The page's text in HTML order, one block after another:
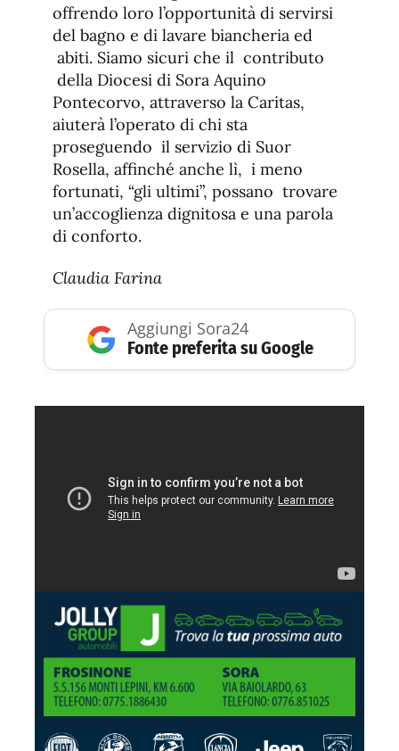
offrendo loro l’opportunità di servirsi
del bagno e di lavare biancheria ed
abiti. Siamo sicuri che il contributo
della Diocesi di Sora Aquino
Pontecorvo, attraverso la Caritas,
aiuterà l’operato di chi sta
proseguendo il servizio di Suor
Rosella, affinché anche lì, i meno
fortunati, “gli ultimi”, possano trovare
un’accoglienza dignitosa e una parola
di conforto.
Claudia Farina
Aggiungi Sora24
Fonte preferita su Google